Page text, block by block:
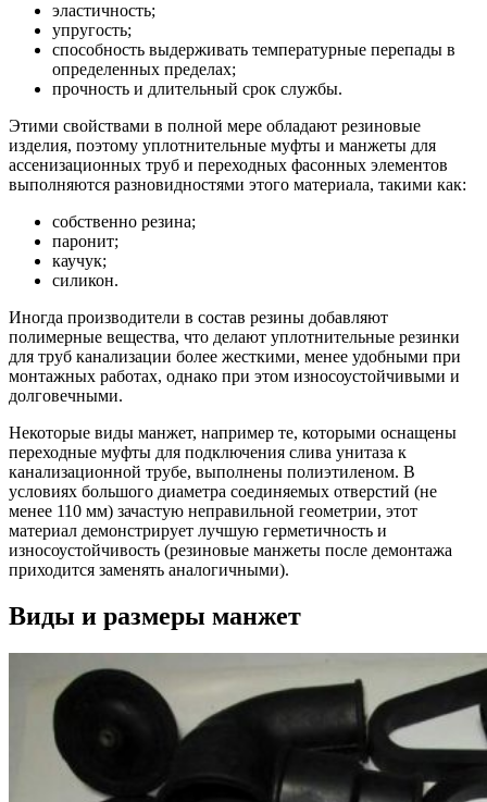
эластичность;
упругость;
способность выдерживать температурные перепады в
определенных пределах;
прочность и длительный срок службы.
Этими свойствами в полной мере обладают резиновые
изделия, поэтому уплотнительные муфты и манжеты для
ассенизационных труб и переходных фасонных элементов
выполняются разновидностями этого материала, такими как:
собственно резина;
паронит;
каучук;
силикон.
Иногда производители в состав резины добавляют
полимерные вещества, что делают уплотнительные резинки
для труб канализации более жесткими, менее удобными при
монтажных работах, однако при этом износоустойчивыми и
долговечными.
Некоторые виды манжет, например те, которыми оснащены
переходные муфты для подключения слива унитаза к
канализационной трубе, выполнены полиэтиленом. В
условиях большого диаметра соединяемых отверстий (не
менее 110 мм) зачастую неправильной геометрии, этот
материал демонстрирует лучшую герметичность и
износоустойчивость (резиновые манжеты после демонтажа
приходится заменять аналогичными).
Виды и размеры манжет